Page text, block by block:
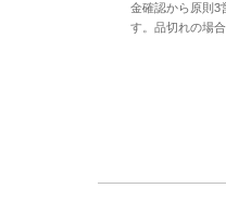
金確認から原則3
す。品切れの場